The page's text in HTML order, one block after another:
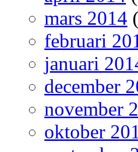
mars 2014
februari
januari
december
november
oktober